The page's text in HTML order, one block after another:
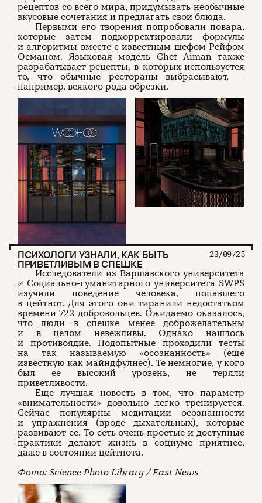
рецептов со всего мира, придумывать необычные
вкусовые сочетания и предлагать свои блюда.
Первыми его творения попробовали повара,
которые затем подкорректировали формулы
и алгоритмы вместе с известным шефом Рейфом
Османом. Языковая модель Chef Aiman также
разрабатывает рецепты, в которых используется
то, что обычные рестораны выбрасывают, —
например, всякого рода обрезки.
ПСИХОЛОГИ УЗНАЛИ, КАК БЫТЬ
ПРИВЕТЛИВЫМ В СПЕШКЕ
23/09/25
Исследователи из Варшавского университета
и Социально-гуманитарного университета SWPS
изучили поведение человека, попавшего
в цейтнот. Для этого они тиранили недостатком
времени 722 добровольцев. Ожидаемо оказалось,
что люди в спешке менее доброжелательны
и в целом невежливы. Однако нашлось
и противоядие. Подопытные проходили тесты
на так называемую «осознанность» (еще
известную как майндфулнес). Те немногие, у кого
был ее высокий уровень, не теряли
приветливости.
Еще лучшая новость в том, что параметр
«внимательности» довольно легко тренируется.
Сейчас популярны медитации осознанности
и упражнения (вроде дыхательных), которые
развивают ее. То есть очень простые и доступные
практики делают жизнь в социуме приятнее,
даже в состоянии цейтнота.
Фото: Science Photo Library / East News